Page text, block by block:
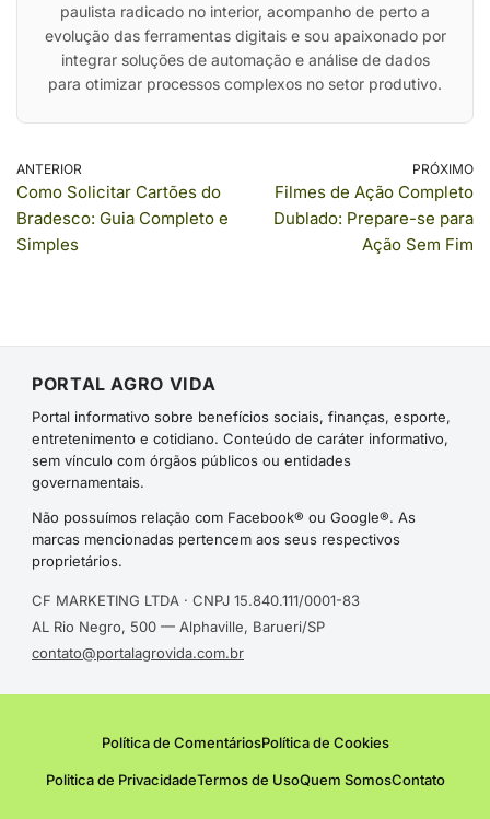
paulista radicado no interior, acompanho de perto a
evolução das ferramentas digitais e sou apaixonado por
integrar soluções de automação e análise de dados
para otimizar processos complexos no setor produtivo.
ANTERIOR
Como Solicitar Cartões do
Bradesco: Guia Completo e
Simples
PRÓXIMO
Filmes de Ação Completo
Dublado: Prepare-se para
Ação Sem Fim
PORTAL AGRO VIDA
Portal informativo sobre benefícios sociais, finanças, esporte,
entretenimento e cotidiano. Conteúdo de caráter informativo,
sem vínculo com órgãos públicos ou entidades
governamentais.
Não possuímos relação com Facebook® ou Google®. As
marcas mencionadas pertencem aos seus respectivos
proprietários.
CF MARKETING LTDA · CNPJ 15.840.111/0001-83
AL Rio Negro, 500 — Alphaville, Barueri/SP
contato@portalagrovida.com.br
Política de ComentáriosPolítica de Cookies
Politica de PrivacidadeTermos de UsoQuem SomosContato